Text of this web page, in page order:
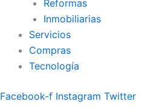
Reformas
Inmobiliarias
Servicios
Compras
Tecnología
Facebook-f Instagram Twitter